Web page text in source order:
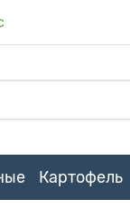
Картофель